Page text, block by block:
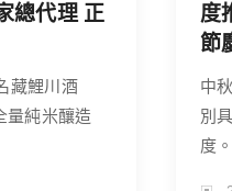
總代理 正
藏鯉川酒
量純米釀造
度
節
中
別
度